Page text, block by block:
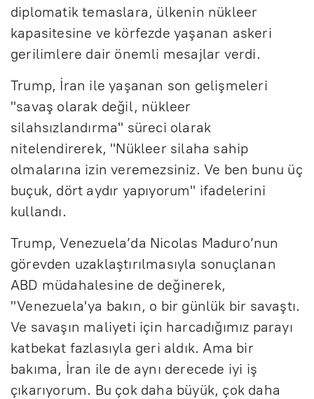
diplomatik temaslara, ülkenin nükleer
kapasitesine ve körfezde yaşanan askeri
gerilimlere dair önemli mesajlar verdi.
Trump, İran ile yaşanan son gelişmeleri
"savaş olarak değil, nükleer
silahsızlandırma" süreci olarak
nitelendirerek, "Nükleer silaha sahip
olmalarına izin veremezsiniz. Ve ben bunu üç
buçuk, dört aydır yapıyorum" ifadelerini
kullandı.
Trump, Venezuela’da Nicolas Maduro’nun
görevden uzaklaştırılmasıyla sonuçlanan
ABD müdahalesine de değinerek,
"Venezuela'ya bakın, o bir günlük bir savaştı.
Ve savaşın maliyeti için harcadığımız parayı
katbekat fazlasıyla geri aldık. Ama bir
bakıma, İran ile de aynı derecede iyi iş
çıkarıyorum. Bu çok daha büyük, çok daha